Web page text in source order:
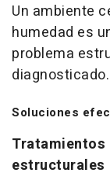
Un ambiente
humedad es
problema
diagnosticado.
Soluciones
Tratamientos
estructurales